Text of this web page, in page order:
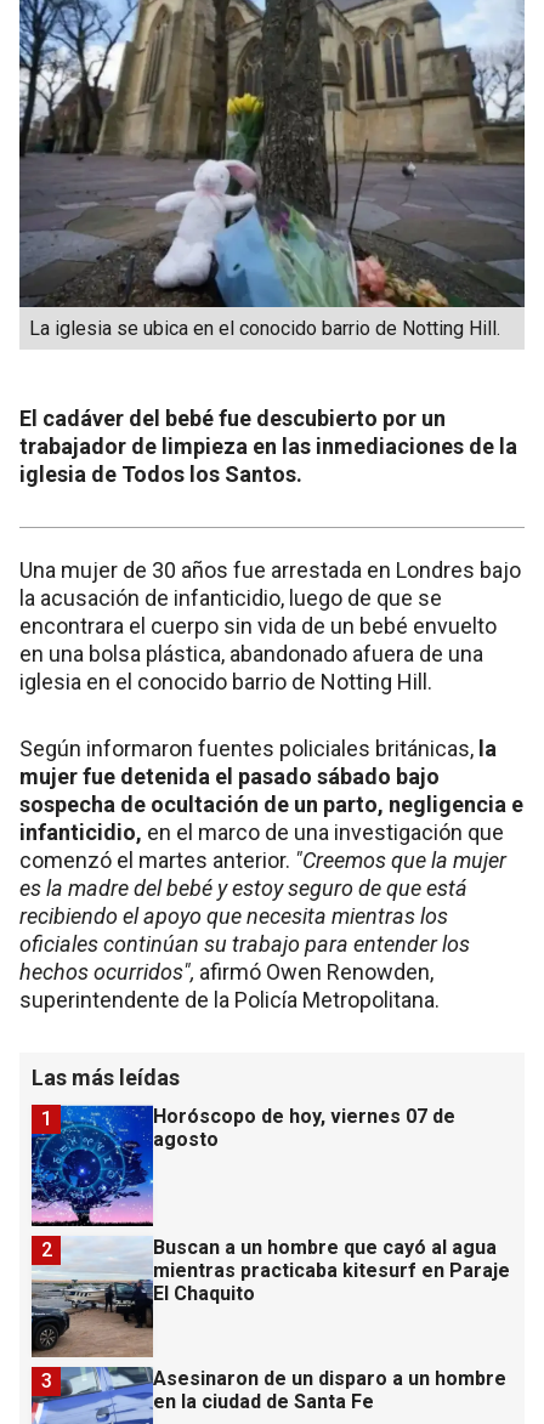
La iglesia se ubica en el conocido barrio de Notting Hill.
El cadáver del bebé fue descubierto por un
trabajador de limpieza en las inmediaciones de la
iglesia de Todos los Santos.
Una mujer de 30 años fue arrestada en Londres bajo
la acusación de infanticidio, luego de que se
encontrara el cuerpo sin vida de un bebé envuelto
en una bolsa plástica, abandonado afuera de una
iglesia en el conocido barrio de Notting Hill.
Según informaron fuentes policiales británicas, la
mujer fue detenida el pasado sábado bajo
sospecha de ocultación de un parto, negligencia e
infanticidio, en el marco de una investigación que
comenzó el martes anterior. "Creemos que la mujer
es la madre del bebé y estoy seguro de que está
recibiendo el apoyo que necesita mientras los
oficiales continúan su trabajo para entender los
hechos ocurridos", afirmó Owen Renowden,
superintendente de la Policía Metropolitana.
Las más leídas
Horóscopo de hoy, viernes 07 de
agosto
1
Buscan a un hombre que cayó al agua
mientras practicaba kitesurf en Paraje
El Chaquito
2
Asesinaron de un disparo a un hombre
en la ciudad de Santa Fe
3